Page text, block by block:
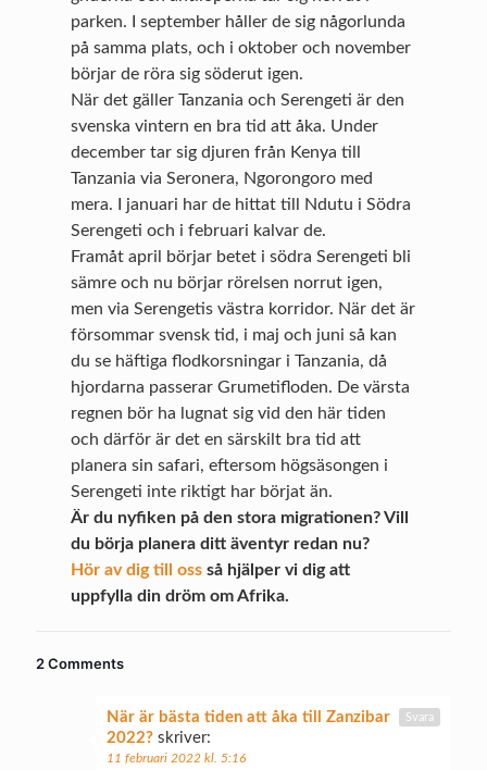
parken. I september håller de sig någorlunda
på samma plats, och i oktober och november
börjar de röra sig söderut igen.
När det gäller Tanzania och Serengeti är den
svenska vintern en bra tid att åka. Under
december tar sig djuren från Kenya till
Tanzania via Seronera, Ngorongoro med
mera. I januari har de hittat till Ndutu i Södra
Serengeti och i februari kalvar de.
Framåt april börjar betet i södra Serengeti bli
sämre och nu börjar rörelsen norrut igen,
men via Serengetis västra korridor. När det är
försommar svensk tid, i maj och juni så kan
du se häftiga flodkorsningar i Tanzania, då
hjordarna passerar Grumetifloden. De värsta
regnen bör ha lugnat sig vid den här tiden
och därför är det en särskilt bra tid att
planera sin safari, eftersom högsäsongen i
Serengeti inte riktigt har börjat än.
Är du nyfiken på den stora migrationen? Vill
du börja planera ditt äventyr redan nu?
Hör av dig till oss så hjälper vi dig att
uppfylla din dröm om Afrika.
2 Comments
När är bästa tiden att åka till Zanzibar
2022? skriver:
11 februari 2022 kl. 5:16
Svara